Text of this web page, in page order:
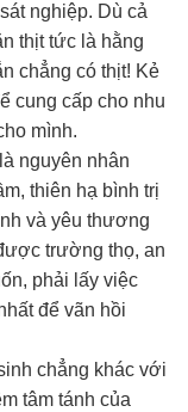
nghiệp. Dù cả
thịt tức là hằng
chẳng có thịt! Kẻ
cung cấp cho nhu
mình.
nguyên nhân
thiên hạ bình trị
và yêu thương
trường thọ, an
phải lấy việc
để vãn hồi
chẳng khác với
tâm tánh của